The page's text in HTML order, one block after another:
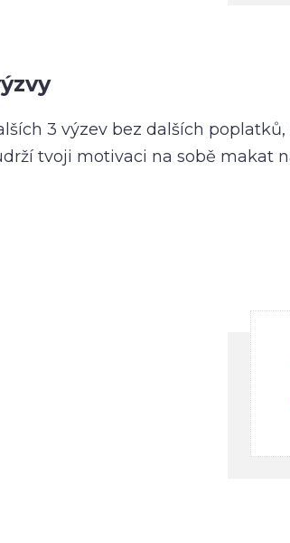
3 výzev bez dalších poplatků,
tvoji motivaci na sobě makat